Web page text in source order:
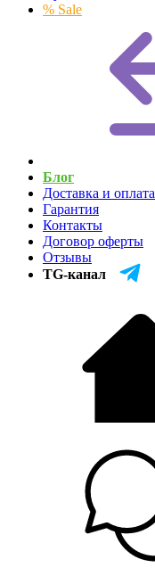
% Sale
Блог
Доставка и оплата
Гарантия
Контакты
Договор оферты
Отзывы
TG-канал